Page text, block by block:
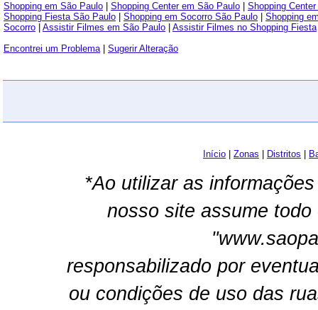
Shopping em São Paulo
Shopping Center em São Paulo
Shopping
Shopping Fiesta São Paulo
Shopping em Socorro São Paulo
Shopping
Socorro
Assistir Filmes em São Paulo Assistir Filmes no Shopping Fiesta
Encontrei um Problema| Sugerir Alteração
Início Zonas Distritos
*Ao utilizar as
nosso site assume
responsabilizado por
ou condições de uso das